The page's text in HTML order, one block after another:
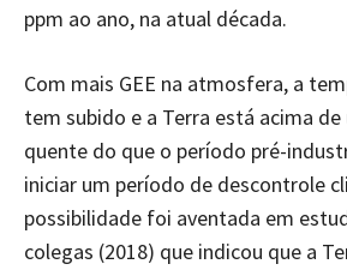
ppm ao ano, na atual década.
Com mais GEE na atmosfera, a
tem subido e a Terra está acima
quente do que o período pré-
iniciar um período de descontrole
possibilidade foi aventada em
colegas (2018) que indicou que a